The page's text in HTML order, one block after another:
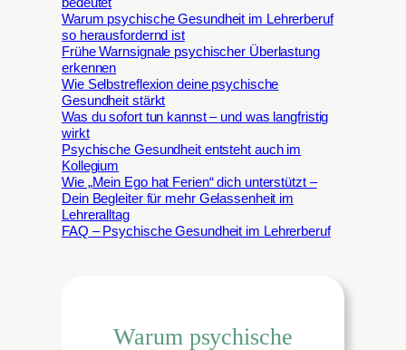
bedeutet
Warum psychische Gesundheit im Lehrerberuf
so herausfordernd ist
Frühe Warnsignale psychischer Überlastung
erkennen
Wie Selbstreflexion deine psychische
Gesundheit stärkt
Was du sofort tun kannst – und was langfristig
wirkt
Psychische Gesundheit entsteht auch im
Kollegium
Wie „Mein Ego hat Ferien“ dich unterstützt –
Dein Begleiter für mehr Gelassenheit im
Lehreralltag
FAQ – Psychische Gesundheit im Lehrerberuf
Warum psychische